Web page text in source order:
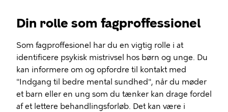
Din rolle som fagproffessionel
Som fagproffesionel har du en vigtig rolle i at
identificere psykisk mistrivsel hos børn og unge. Du
kan informere om og opfordre til kontakt med
"Indgang til bedre mental sundhed", når du møder
et barn eller en ung som du tænker kan drage fordel
af et lettere behandlingsforløb. Det kan være i